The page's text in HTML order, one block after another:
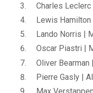
Charles
Lewis Hamilton
Lando Norris |
Oscar Piastri |
Oliver Bearman
Pierre Gasly |